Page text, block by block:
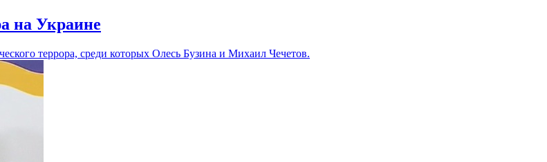
на Украине
террора, среди которых Олесь Бузина и Михаил Чечетов.